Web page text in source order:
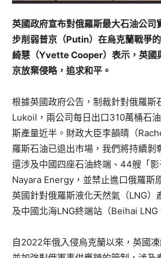
英國政府宣布對俄羅斯最大石油公
步削弱普京（Putin）在烏克蘭戰爭
綺慧（Yvette Cooper）表示，英國
京放棄侵略，追求和平。
根據英國政府公告，制裁針對俄羅斯
Lukoil，兩公司每日出口310萬桶石
斯產量近半。財政大臣李韻晴（
羅斯石油已退出市場，我們將持續剝
還涉及中國四座石油終端、44艘「
Nayara Energy，並禁止進口俄羅斯
英國針對俄羅斯液化天然氣（LNG）
及中國北海LNG終端站（Beihai LNG
自2022年俄入侵烏克蘭以來，英國